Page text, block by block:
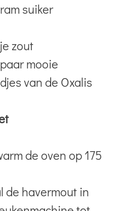
suiker
zout
mooie
van de Oxalis
de oven op 175
de havermout in